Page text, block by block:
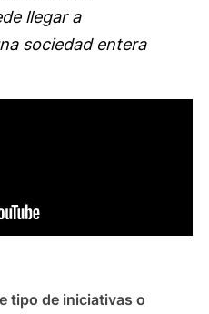
llegar a
sociedad entera
tipo de iniciativas o